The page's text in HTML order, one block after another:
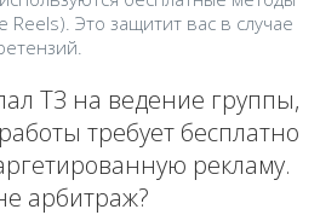
Это защитит вас в случае
ТЗ на ведение группы,
требует бесплатно
рекламу.
арбитраж?